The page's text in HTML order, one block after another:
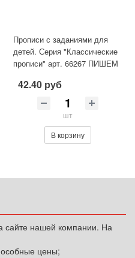
Прописи с заданиями для
детей. Серия "Классические
прописи" арт. 66267 ПИШЕМ
/142.40 руб
шт
В корзину
сайте нашей компании. На
цены;